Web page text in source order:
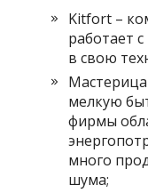
Kitfort –
работает
в свою
мелкую
фирмы
много
шума;